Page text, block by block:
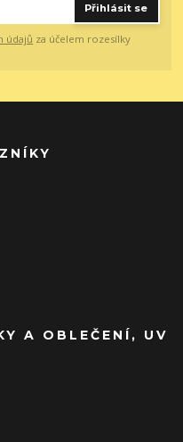
Přihlásit se
údajů za účelem rozesílky
A OBLEČENÍ, UV